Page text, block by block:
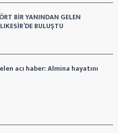
BİR YANINDAN GELEN
BULUŞTU
acı haber: Almina hayatını